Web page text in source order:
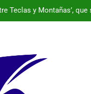
Teclas y Montañas’,
semana cultural de